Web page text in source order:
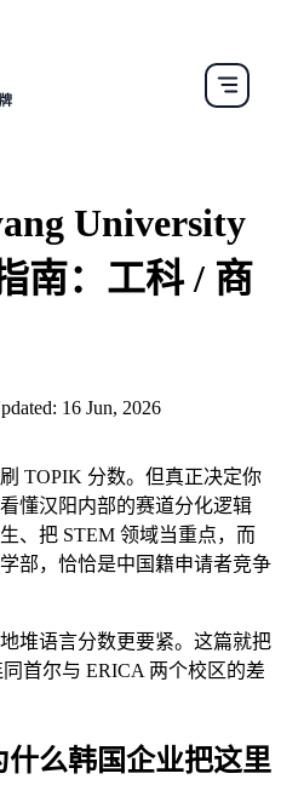
University
南：工科 / 商
16 Jun, 2026
TOPIK 分数。但真正决定你
懂汉阳内部的赛道分化逻辑
把 STEM 领域当重点，而
部，恰恰是中国籍申请者竞争
堆语言分数更要紧。这篇就把
首尔与 ERICA 两个校区的差
么韩国企业把这里